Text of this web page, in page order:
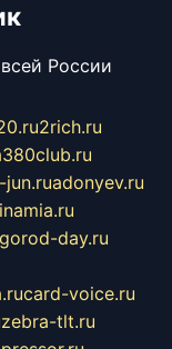
России
2rich.ru
jun.ruadonyev.ru
day.ru
card-voice.ru
zebra-tlt.ru